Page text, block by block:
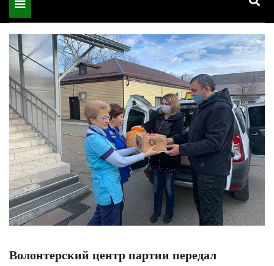
района РА
Toggle
navigation
Волонтерский центр партии передал